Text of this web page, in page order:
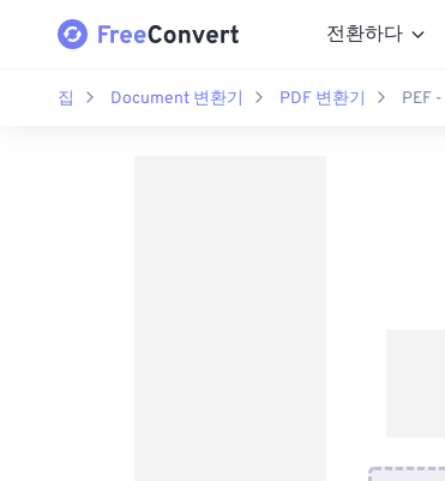
전환하다
집 Document 변환기 PDF 변환기 PEF